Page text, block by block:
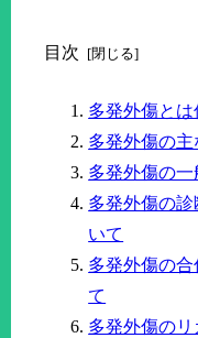
目次
多発外傷とは
多発外傷の主
多発外傷の一
多発外傷の
いて
多発外傷の
て
多発外傷の